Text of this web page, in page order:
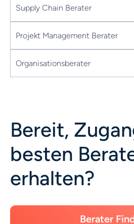
Supply Chain Berater
Projekt Management Berater
Organisationsberater
Bereit,
besten
erhalten?
Berater